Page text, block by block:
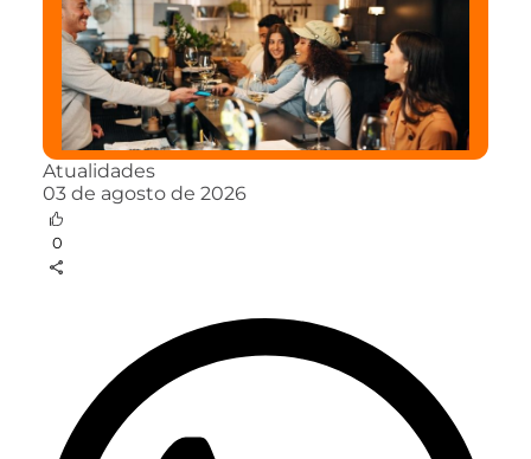
Atualidades
03 de agosto de 2026
0